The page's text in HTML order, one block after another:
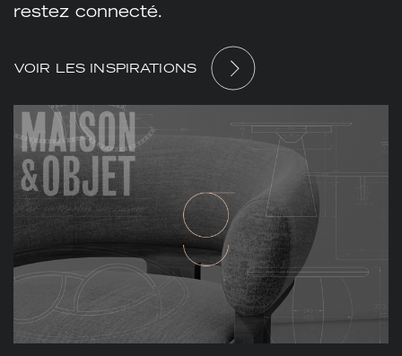
restez connecté.
VOIR LES INSPIRATIONS